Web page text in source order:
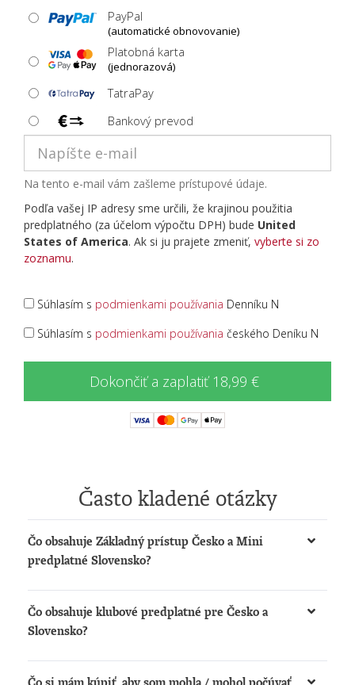
PayPal
(automatické obnovovanie)
Platobná karta
(jednorazová)
TatraPay
Bankový prevod
Na tento e-mail vám zašleme prístupové údaje.
Podľa vašej IP adresy sme určili, že krajinou použitia
predplatného (za účelom výpočtu DPH) bude United
States of America. Ak si ju prajete zmeniť, vyberte si zo
zoznamu.
Súhlasím s podmienkami používania Denníku N
Súhlasím s podmienkami používania českého Deníku N
Dokončiť a zaplatiť 18,99 €
Často kladené otázky
Čo obsahuje Základný prístup Česko a Mini
predplatné Slovensko?
Získate možnosť:
čítať články nawww.denikn.cza
www.dennikn.sk
Čo obsahuje klubové predplatné pre Česko a
Slovensko?
Získate: